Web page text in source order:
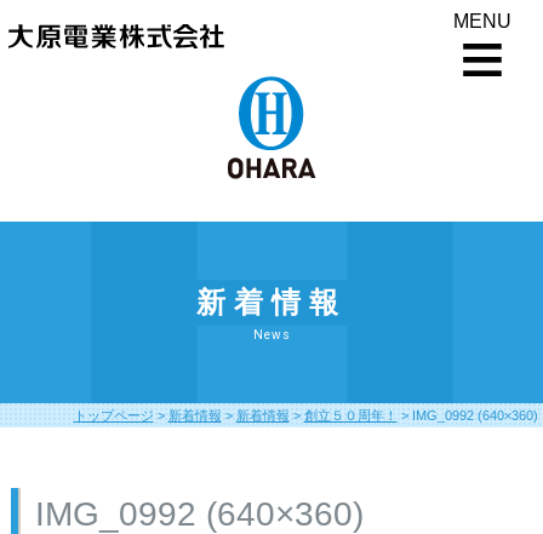
MENU
新着情報
News
トップページ > 新着情報 > 新着情報 > 創立５０周年！ > IMG_0992 (640×360)
IMG_0992 (640×360)